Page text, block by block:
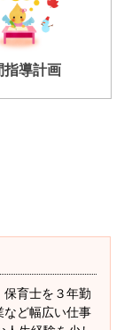
指導計画
育士を３年勤
など幅広い仕事